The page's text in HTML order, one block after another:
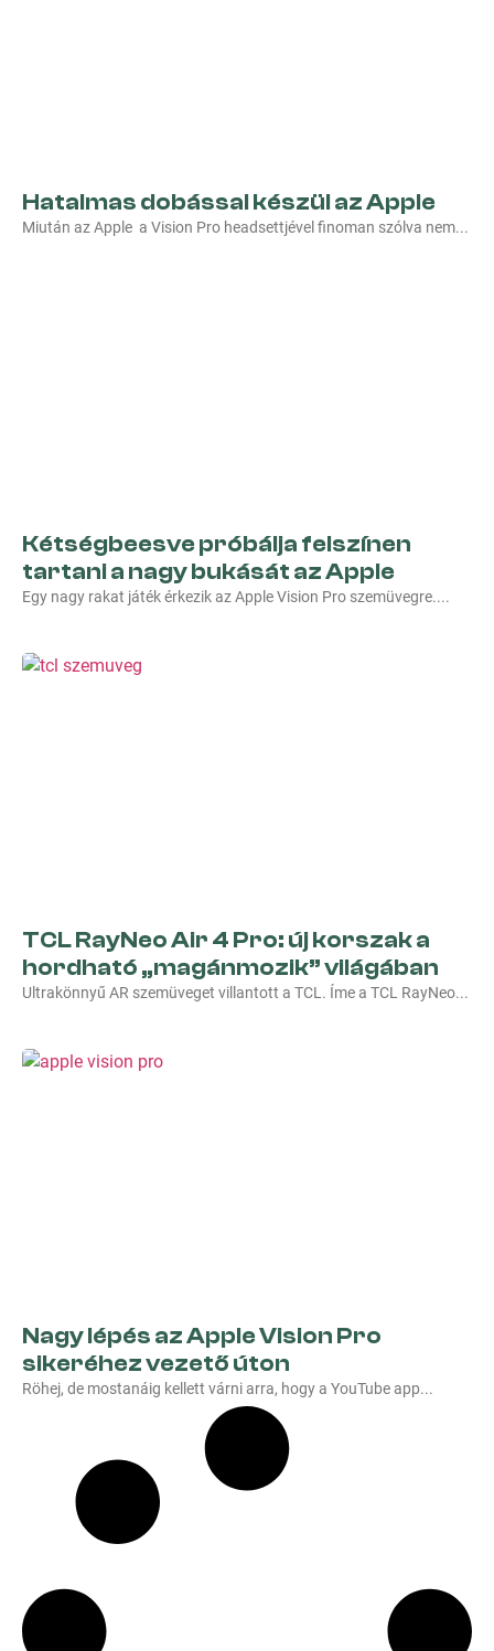
Hatalmas dobással készül az Apple
Miután az Apple a Vision Pro headsettjével finoman szólva nem
Kétségbeesve próbálja felszínen
tartani a nagy bukását az Apple
Egy nagy rakat játék érkezik az Apple Vision Pro szemüvegre.
TCL RayNeo Air 4 Pro: új korszak a
hordható „magánmozik” világában
Ultrakönnyű AR szemüveget villantott a TCL. Íme a TCL RayNeo
Nagy lépés az Apple Vision Pro
sikeréhez vezető úton
Röhej, de mostanáig kellett várni arra, hogy a YouTube app